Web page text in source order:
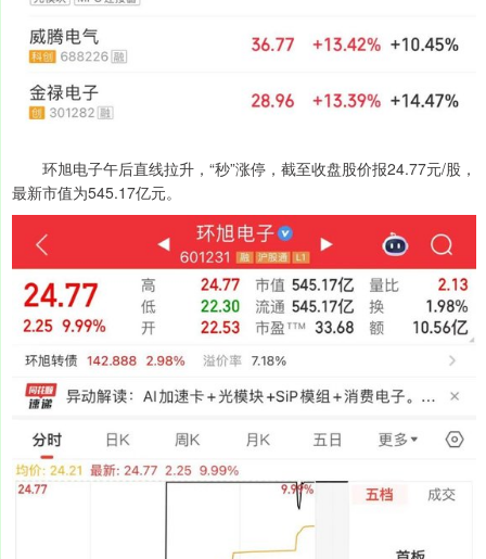
环旭电子午后直线拉升，“秒”涨停，截至收盘股价报24.77元/股，
最新市值为545.17亿元。